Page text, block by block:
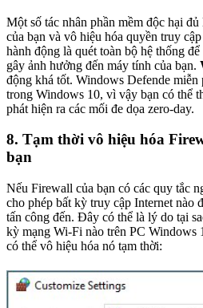
Một số tác nhân phần mềm độc hại
của bạn và vô hiệu hóa quyền truy
hành động là quét toàn bộ hệ thống
gây ảnh hưởng đến máy tính của bạn.
động khá tốt. Windows Defende miễn
trong Windows 10, vì vậy bạn có thể
phát hiện ra các mối đe dọa zero-day.
8. Tạm thời vô hiệu hóa
bạn
Nếu Firewall của bạn có các quy tắc
cho phép bất kỳ truy cập Internet nào
tấn công đến. Đây có thể là lý do tại sao bạn không thể xác định bất
kỳ mạng Wi-Fi nào trên PC Windows
có thể vô hiệu hóa nó tạm thời: